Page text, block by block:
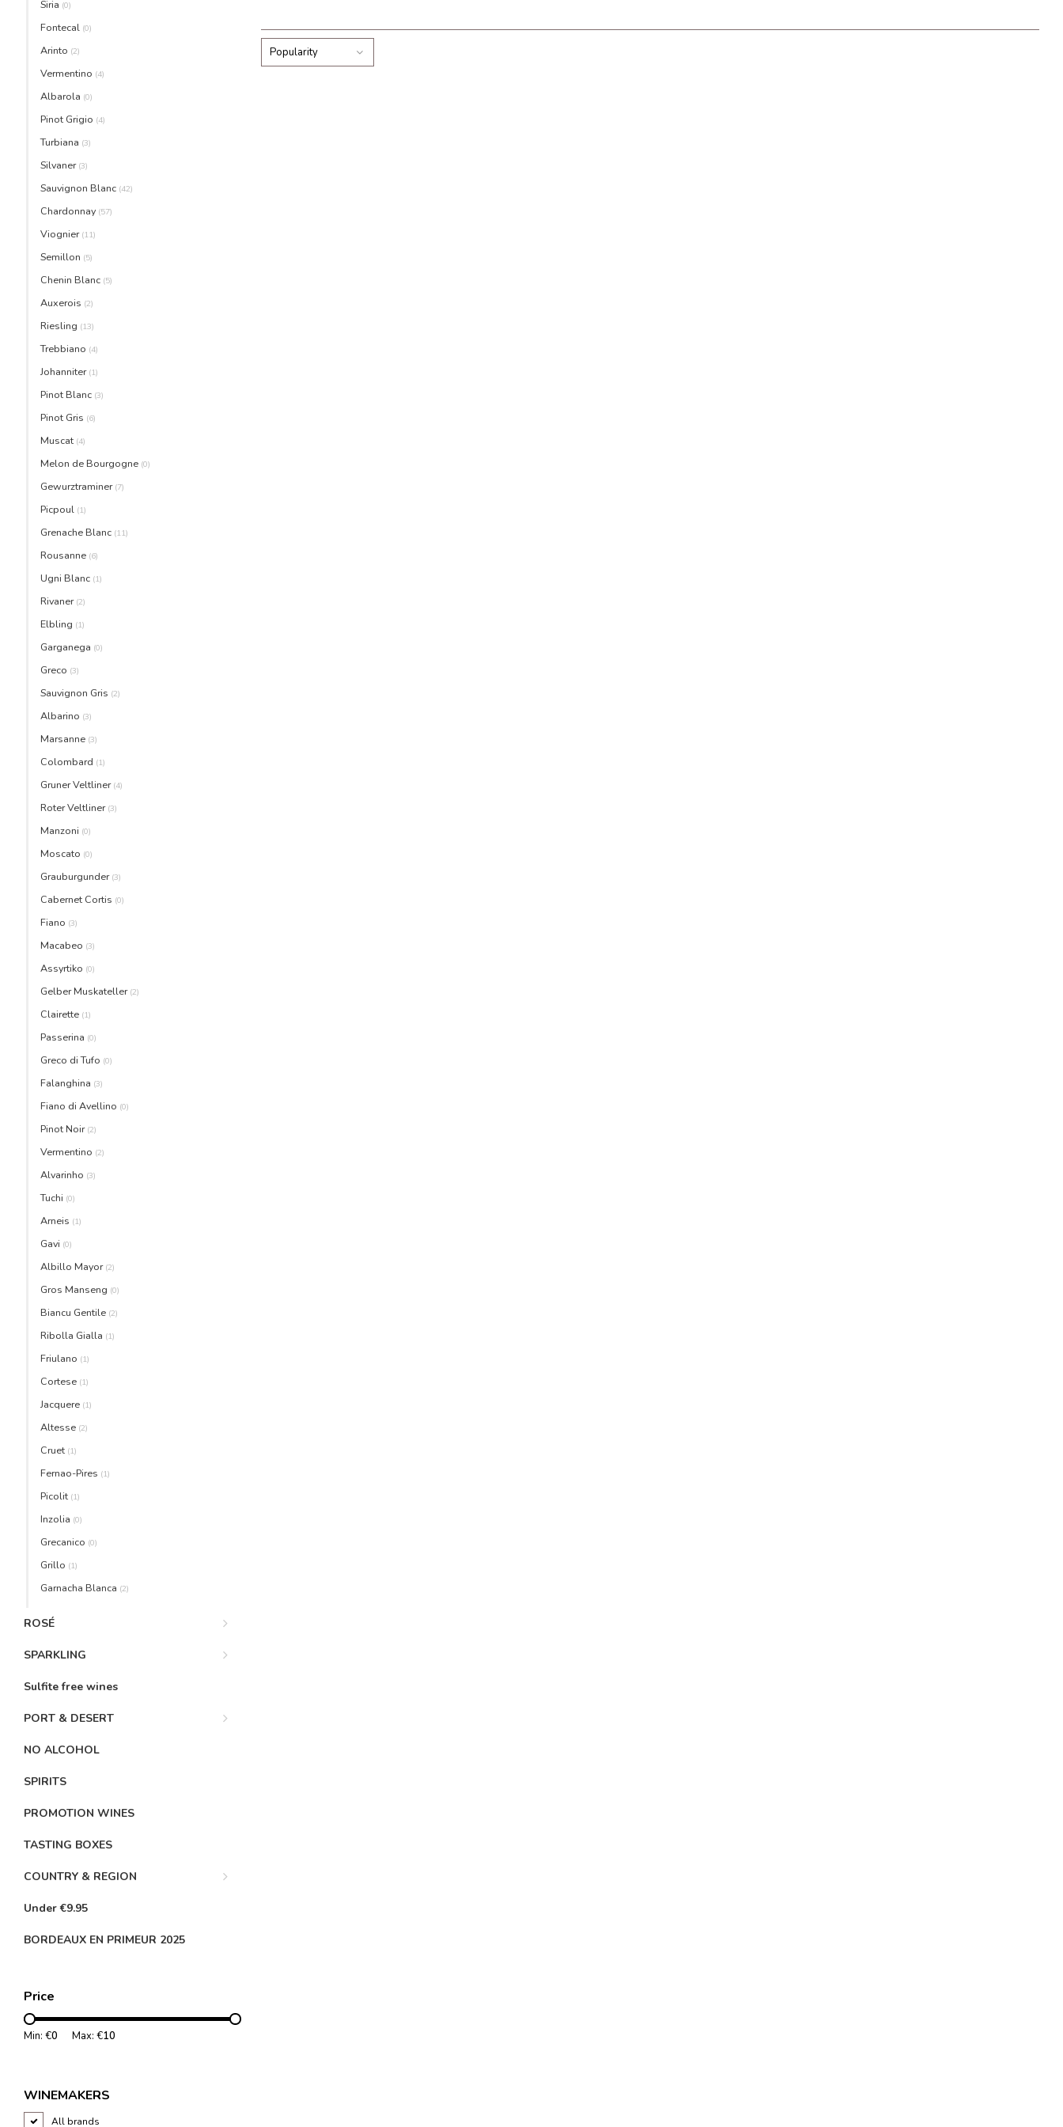
Siria (0)
Fontecal (0)
Arinto (2)
Vermentino (4)
Albarola (0)
Pinot Grigio (4)
Turbiana (3)
Silvaner (3)
Sauvignon Blanc (42)
Chardonnay (57)
Viognier (11)
Semillon (5)
Chenin Blanc (5)
Auxerois (2)
Riesling (13)
Trebbiano (4)
Johanniter (1)
Pinot Blanc (3)
Pinot Gris (6)
Muscat (4)
Melon de Bourgogne (0)
Gewurztraminer (7)
Picpoul (1)
Grenache Blanc (11)
Rousanne (6)
Ugni Blanc (1)
Rivaner (2)
Elbling (1)
Garganega (0)
Greco (3)
Sauvignon Gris (2)
Albarino (3)
Marsanne (3)
Colombard (1)
Gruner Veltliner (4)
Roter Veltliner (3)
Manzoni (0)
Moscato (0)
Grauburgunder (3)
Cabernet Cortis (0)
Fiano (3)
Macabeo (3)
Assyrtiko (0)
Gelber Muskateller (2)
Clairette (1)
Passerina (0)
Greco di Tufo (0)
Falanghina (3)
Fiano di Avellino (0)
Pinot Noir (2)
Vermentino (2)
Alvarinho (3)
Tuchi (0)
Arneis (1)
Gavi (0)
Albillo Mayor (2)
Gros Manseng (0)
Biancu Gentile (2)
Ribolla Gialla (1)
Friulano (1)
Cortese (1)
Jacquere (1)
Altesse (2)
Cruet (1)
Fernao-Pires (1)
Picolit (1)
Inzolia (0)
Grecanico (0)
Grillo (1)
Garnacha Blanca (2)
ROSÉ
SPARKLING
Sulfite free wines
PORT & DESERT
NO ALCOHOL
SPIRITS
PROMOTION WINES
TASTING BOXES
COUNTRY & REGION
Under €9.95
BORDEAUX EN PRIMEUR 2025
Price
Min: €0 Max: €10
WINEMAKERS
All brands
Popularity